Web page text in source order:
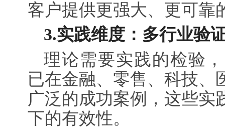
客户提供更强大、更可靠
3.实践维度：多行业验
理论需要实践的检验
已在金融、零售、科技、
广泛的成功案例，这些实
下的有效性。